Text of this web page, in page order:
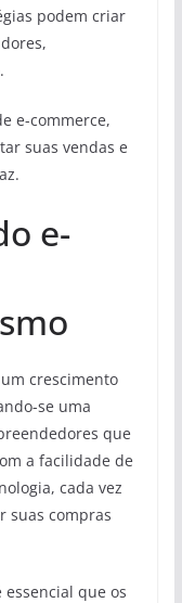
podem criar
e-commerce,
suas vendas e
e-
crescimento
se uma
que
a facilidade de
cada vez
suas compras
que os